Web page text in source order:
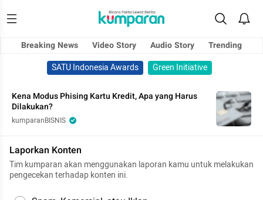
Breaking News Video Story Audio Story
Trending
SATU Indonesia Awards
Green Initiative
Kena Modus Phising Kartu Kredit, Apa yang Harus
Dilakukan?
kumparanBISNIS
Laporkan Konten
Tim kumparan akan menggunakan laporan kamu untuk melakukan
pengecekan terhadap konten ini.